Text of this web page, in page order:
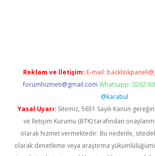
Reklam ve İletişim: E-mail:
forumhizmeti@gmail.com Whatsapp: 0262
@karabul
Yasal Uyarı: Sitemiz, 5651 Sayılı Kanun
ve İletişim Kurumu (BTK) tarafından
olarak hizmet vermektedir. Bu nedenle,
olarak denetleme veya araştırma